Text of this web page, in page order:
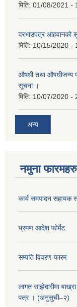
मिति: 01/08/2021 -
दरभाउपत्र आहवानको
मिति: 10/15/2020 -
औषधी तथा औषधीजन्य
सूचना ।
मिति: 10/07/2020 -
अन्य
नमुना फारमहरु
कार्य समपादन सहायक
भ्रमण आदेश फोर्मेट
सम्पति विवरण फारम
लागत साझेदारीमा
पत्र । (अनुसुची–२)